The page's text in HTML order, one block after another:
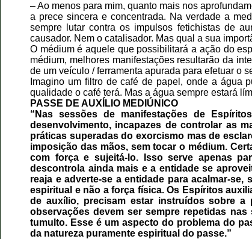
– Ao menos para mim, quanto mais nos
a prece sincera e concentrada. Na verdade a
sempre lutar contra os impulsos fetichistas de
causador. Nem o catalisador. Mas qual a sua
O médium é aquele que possibilitará a ação do
médium, melhores manifestações resultarão da
de um veículo / ferramenta apurada para efetuar o
Imagino um filtro de café de papel, onde a água
qualidade o café terá. Mas a água sempre estará
PASSE DE AUXÍLIO MEDIÚNICO
“Nas sessões de manifestações de
desenvolvimento, incapazes de controlar as
práticas superadas do exorcismo mas de
imposição das mãos, sem tocar o médium.
com força e sujeitá-lo. Isso serve apenas
descontrola ainda mais e a entidade se
reaja e adverte-se a entidade para acalmar-
espiritual e não a força física. Os Espíritos
de auxílio, precisam estar instruídos sobre a
observações devem ser sempre repetidas
tumulto. Esse é um aspecto do problema do
da natureza puramente espiritual do passe.”